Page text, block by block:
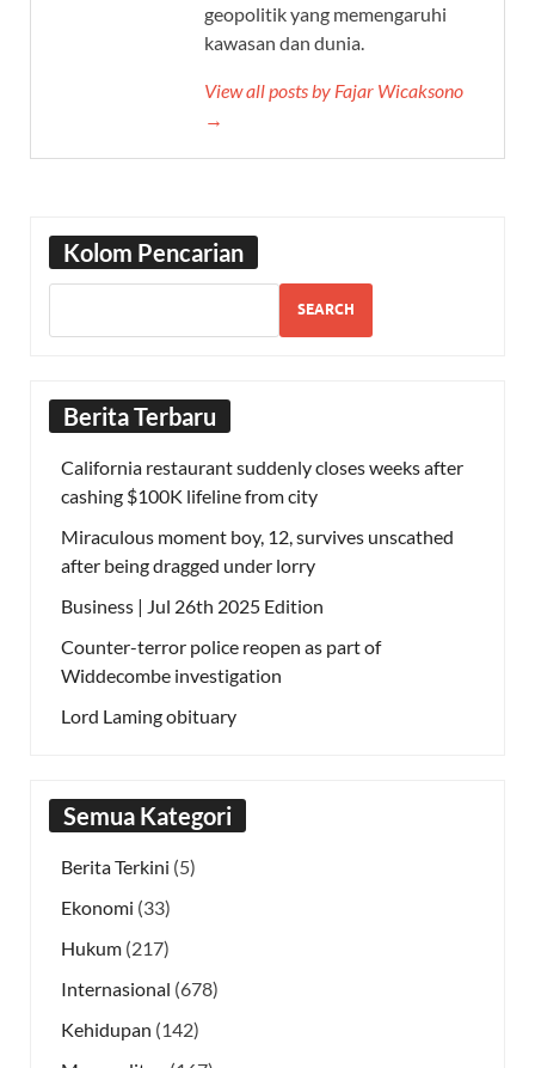
geopolitik yang memengaruhi
kawasan dan dunia.
View all posts by Fajar Wicaksono
→
Kolom Pencarian
SEARCH
Berita Terbaru
California restaurant suddenly closes weeks after
cashing $100K lifeline from city
Miraculous moment boy, 12, survives unscathed
after being dragged under lorry
Business | Jul 26th 2025 Edition
Counter-terror police reopen as part of
Widdecombe investigation
Lord Laming obituary
Semua Kategori
Berita Terkini (5)
Ekonomi (33)
Hukum (217)
Internasional (678)
Kehidupan (142)